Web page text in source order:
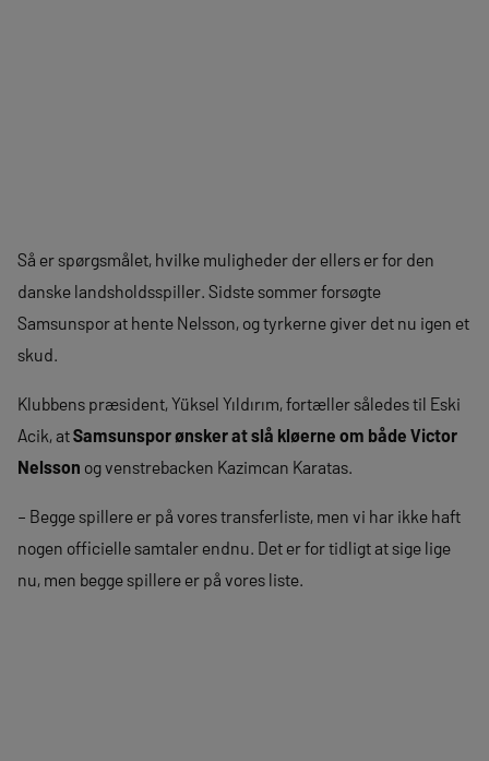
Så er spørgsmålet, hvilke muligheder der ellers er for den
danske landsholdsspiller. Sidste sommer forsøgte
Samsunspor at hente Nelsson, og tyrkerne giver det nu igen et
skud.
Klubbens præsident, Yüksel Yıldırım, fortæller således til Eski
Acik, atSamsunspor ønsker at slå kløerne om både Victor
Nelsson og venstrebacken Kazimcan Karatas.
– Begge spillere er på vores transferliste, men vi har ikke haft
nogen officielle samtaler endnu. Det er for tidligt at sige lige
nu, men begge spillere er på vores liste.